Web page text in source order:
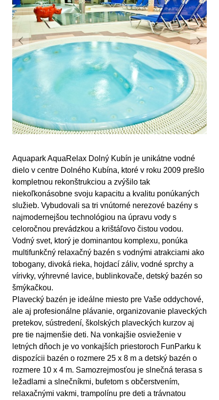
Aquapark AquaRelax Dolný Kubín je unikátne vodné
dielo v centre Dolného Kubína, ktoré v roku 2009 prešlo
kompletnou rekonštrukciou a zvýšilo tak
niekoľkonásobne svoju kapacitu a kvalitu ponúkaných
služieb. Vybudovali sa tri vnútorné nerezové bazény s
najmodernejšou technológiou na úpravu vody s
celoročnou prevádzkou a krištáľovo čistou vodou.
Vodný svet, ktorý je dominantou komplexu, ponúka
multifunkčný relaxačný bazén s vodnými atrakciami ako
tobogany, divoká rieka, hojdací záliv, vodné sprchy a
vírivky, výhrevné lavice, bublinkovače, detský bazén so
šmýkačkou.
Plavecký bazén je ideálne miesto pre Vaše oddychové,
ale aj profesionálne plávanie, organizovanie plaveckých
pretekov, sústredení, školských plaveckých kurzov aj
pre tie najmenšie deti. Na vonkajšie osvieženie v
letných dňoch je vo vonkajších priestoroch FunParku k
dispozícii bazén o rozmere 25 x 8 m a detský bazén o
rozmere 10 x 4 m. Samozrejmosťou je slnečná terasa s
ležadlami a slnečníkmi, bufetom s občerstvením,
relaxačnými vakmi, trampolínu pre deti a trávnatou